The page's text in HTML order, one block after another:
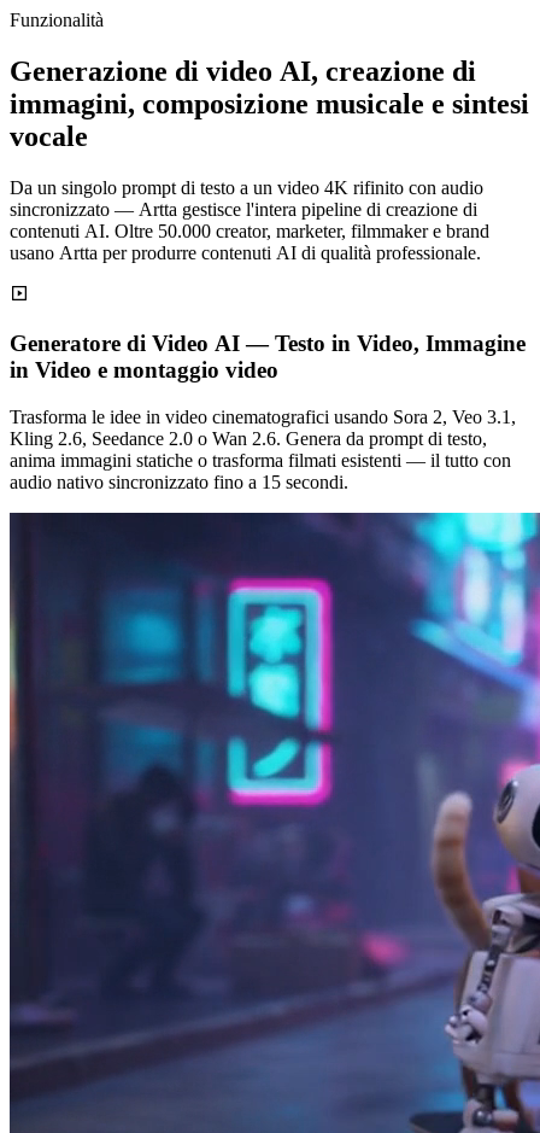
Funzionalità
Generazione di video AI, creazione di
immagini, composizione musicale e sintesi
vocale
Da un singolo prompt di testo a un video 4K rifinito con audio
sincronizzato — Artta gestisce l'intera pipeline di creazione di
contenuti AI. Oltre 50.000 creator, marketer, filmmaker e brand
usano Artta per produrre contenuti AI di qualità professionale.
Generatore di Video AI — Testo in Video, Immagine
in Video e montaggio video
Trasforma le idee in video cinematografici usando Sora 2, Veo 3.1,
Kling 2.6, Seedance 2.0 o Wan 2.6. Genera da prompt di testo,
anima immagini statiche o trasforma filmati esistenti — il tutto con
audio nativo sincronizzato fino a 15 secondi.